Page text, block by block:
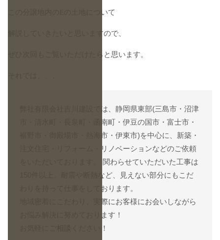
この分譲地内のEの土地について
解説していきたいと思いますので、
ぜひ次回もご覧いただけたらと思います。
弊社有限会社吉川建設では、静岡県東部(三島市・沼津
市・清水町・長泉町・函南町・伊豆の国市・富士市・
裾野市・御殿場市・熱海市・伊東市)を中心に、新築・
注文住宅・リフォーム・リノベーションなどのご依頼
をいただいております。 関わらせていただいた工事は
150件以上。耐震や断熱など、見えない部分にもこだ
わりを持って仕事をしております。
地域密着にこだわり、実際にお客様にお会いしながら
お悩み解決に努めております！
ください！